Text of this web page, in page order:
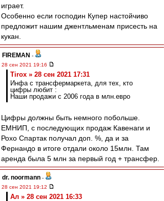
играет.
Особенно если господин Купер настойчиво
предложит нашим джентльменам присесть на
кукан.
FIREMAN -
28 сен 2021 19:16
Tirox » 28 сен 2021 17:31
Инфа с трансфермаркета, для тех, кто
цифры любит :
Наши продажи с 2006 года в млн.евро
Цифры должны быть немного побольше.
ЕМНИП, с последующих продаж Кавенаги и
Рохо Спартак получал доп. %, да и за
Фернандо в итоге отдали около 15млн. Там
аренда была 5 млн за первый год + трансфер.
dr. noormann -
28 сен 2021 19:12
Ал » 28 сен 2021 16:33